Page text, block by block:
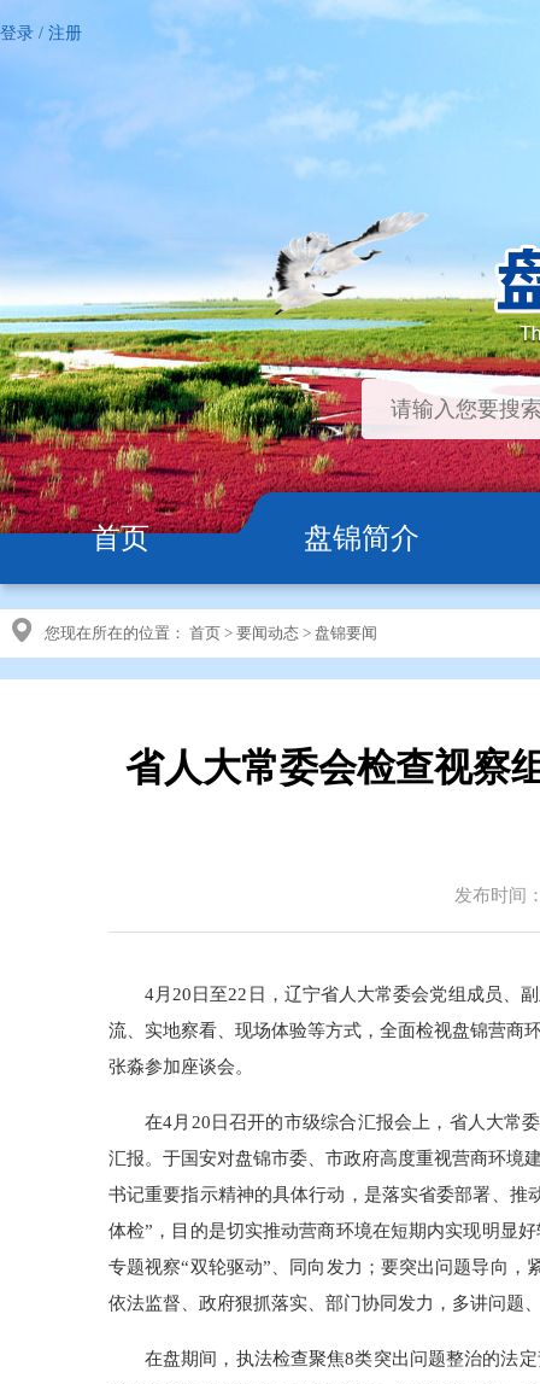
登录 / 注册
首页 盘锦简介
您现在所在的位置： 首页 > 要闻动态 > 盘锦要闻
省人大常委会检查视察
发布时间
4月20日至22日，辽宁省人大常委会党组成员、
流、实地察看、现场体验等方式，全面检视盘锦营商
张淼参加座谈会。
在4月20日召开的市级综合汇报会上，省人大常
汇报。于国安对盘锦市委、市政府高度重视营商环境
书记重要指示精神的具体行动，是落实省委部署、
体检”，目的是切实推动营商环境在短期内实现明显
专题视察“双轮驱动”、同向发力；要突出问题导向
依法监督、政府狠抓落实、部门协同发力，多讲问题
在盘期间，执法检查聚焦8类突出问题整治的法